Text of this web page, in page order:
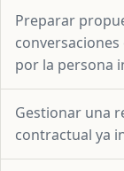
Preparar
por la persona
Gestionar una
contractual ya